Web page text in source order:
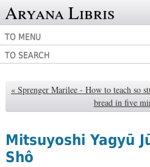
Aryana Libris
TO MENU
TO SEARCH
« Sprenger Marilee - How to teach so
bread in five
Mitsuyoshi Yagyū
Shô